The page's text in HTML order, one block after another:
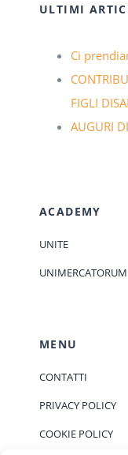
ULTIMI
Ci
FIGLI
AUGURI
ACADEMY
UNITE
UNIMERCATORUM
MENU
CONTATTI
PRIVACY POLICY
COOKIE POLICY